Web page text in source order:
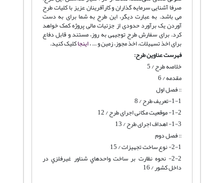
صرفا آشنایی سرمایه گذاران و کارآفرینان عزیز با کلیات طرح
می باشد. به عبارت دیگر، این طرح به شما برای به دست
آوردن یک برآورد حدودی از جزئیات مالی پروژه کمک خواهد
کرد. برای سفارش طرح توجیهی به روز، مستند و قابل دفاع
برای اخذ تسهیلات، اخذ مجوز، زمین و ... ،اینجاکلیک کنید.
فهرست عناوین طرح:
خلاصه طرح / 5
مقدمه / 6
:: فصل اول
1-1-تعریف طرح / 8
1-2- موقعیت مکانی اجرای طرح / 12
1-3- اهداف اجرای طرح / 13
:: فصل دوم
2-1- نوع ساخت تجهیزات / 15
2-2- نحوه نظارت بر ساخت واحدهاي شناور غيرفلزي در
داخل كشور / 16